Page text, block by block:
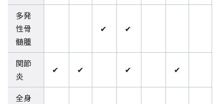
多発
性骨
髄腫
✔ ✔
関節
炎
✔ ✔ ✔ ✔
全身